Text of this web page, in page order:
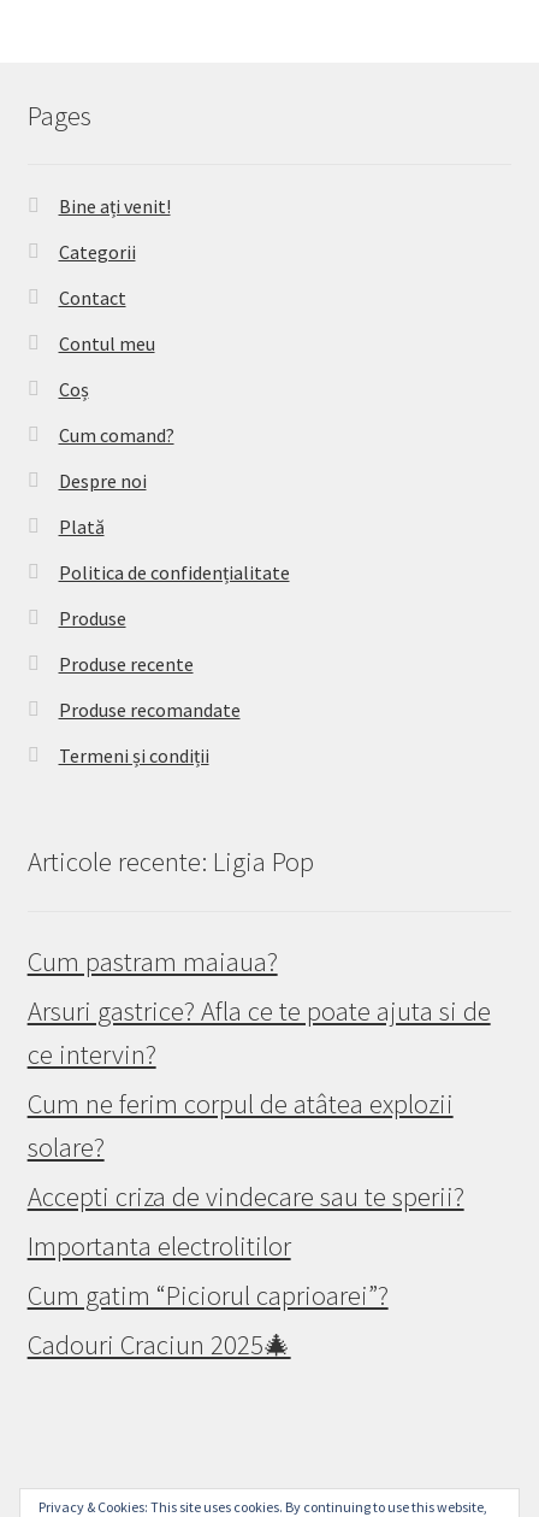
Privacy & Cookies: This site uses cookies. By continuing to use this website,
Pages
Bine ați venit!
Categorii
Contact
Contul meu
Coș
Cum comand?
Despre noi
Plată
Politica de confidențialitate
Produse
Produse recente
Produse recomandate
Termeni și condiții
Articole recente: Ligia Pop
Cum pastram maiaua?
Arsuri gastrice? Afla ce te poate ajuta si de
ce intervin?
Cum ne ferim corpul de atâtea explozii
solare?
Accepti criza de vindecare sau te sperii?
Importanta electrolitilor
Cum gatim “Piciorul caprioarei”?
Cadouri Craciun 2025🎄
© Raw Vegan Mall 2026